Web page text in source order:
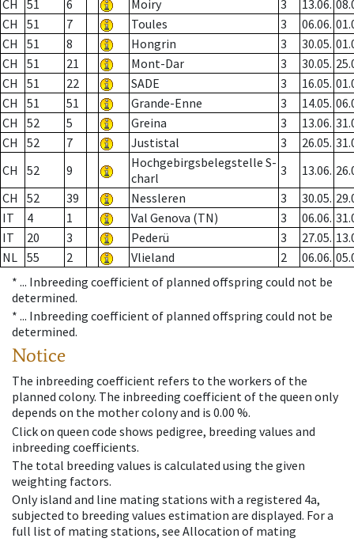
CH 51 6 Moiry 3 13.06.
CH
51 7 Toules 3 06.06.
CH
51 8 Hongrin 3 30.05.
CH
51 21 Mont-Dar 3 30.05.
CH
51 22 SADE 3 16.05.
CH
51 51 Grande-Enne 3 14.05.
CH
52 5 Greina 3 13.06.
CH
52 7 Justistal 3 26.05.
CH
52 9
Hochgebirgsbelegstelle S-
charl
3 13.06.
CH
52 39 Nessleren 3 30.05.
IT
4 1 Val Genova (TN) 3 06.06.
IT
20 3 Pederü 3 27.05.
NL 55 2 Vlieland 2 06.06.
* ... Inbreeding coefficient of planned offspring could not be
determined.
* ... Inbreeding coefficient of planned offspring could not be
determined.
Notice
The inbreeding coefficient refers to the workers of the
planned colony. The inbreeding coefficient of the queen only
depends on the mother colony and is 0.00 %.
Click on queen code shows pedigree, breeding values and
inbreeding coefficients.
The total breeding values is calculated using the given
weighting factors.
Only island and line mating stations with a registered 4a,
subjected to breeding values estimation are displayed. For a
full list of mating stations, see Allocation of mating